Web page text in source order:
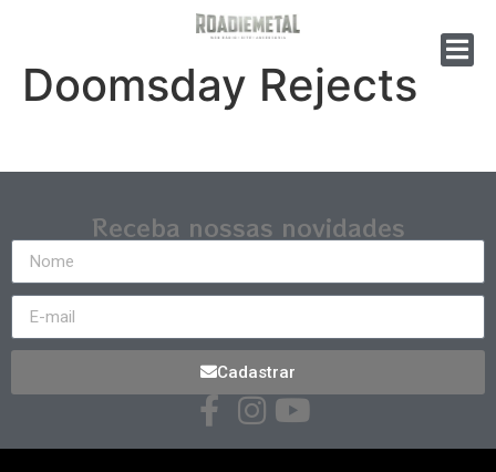
Doomsday Rejects
Receba nossas novidades
Cadastrar